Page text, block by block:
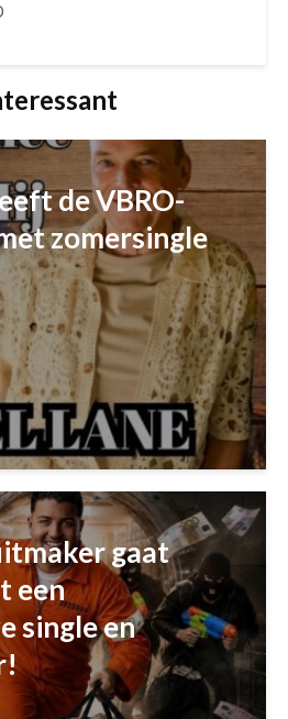
de VBRO-
zomersingle
gaat
een
single en